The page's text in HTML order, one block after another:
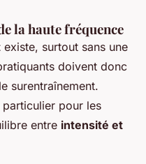
la haute fréquence
existe, surtout sans une
doivent donc
surentraînement.
particulier pour les
entre intensité et